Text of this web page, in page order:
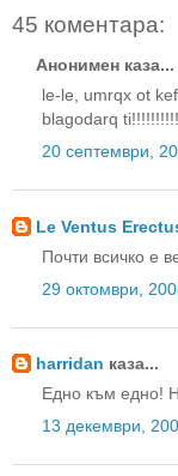
45 коментара:
Анонимен каза...
le-le, umrqx ot
blagodarq
20 септември,
Le Ventus
Почти всичко е
29 октомври,
harridan каза...
Едно към едно!
13 декември,